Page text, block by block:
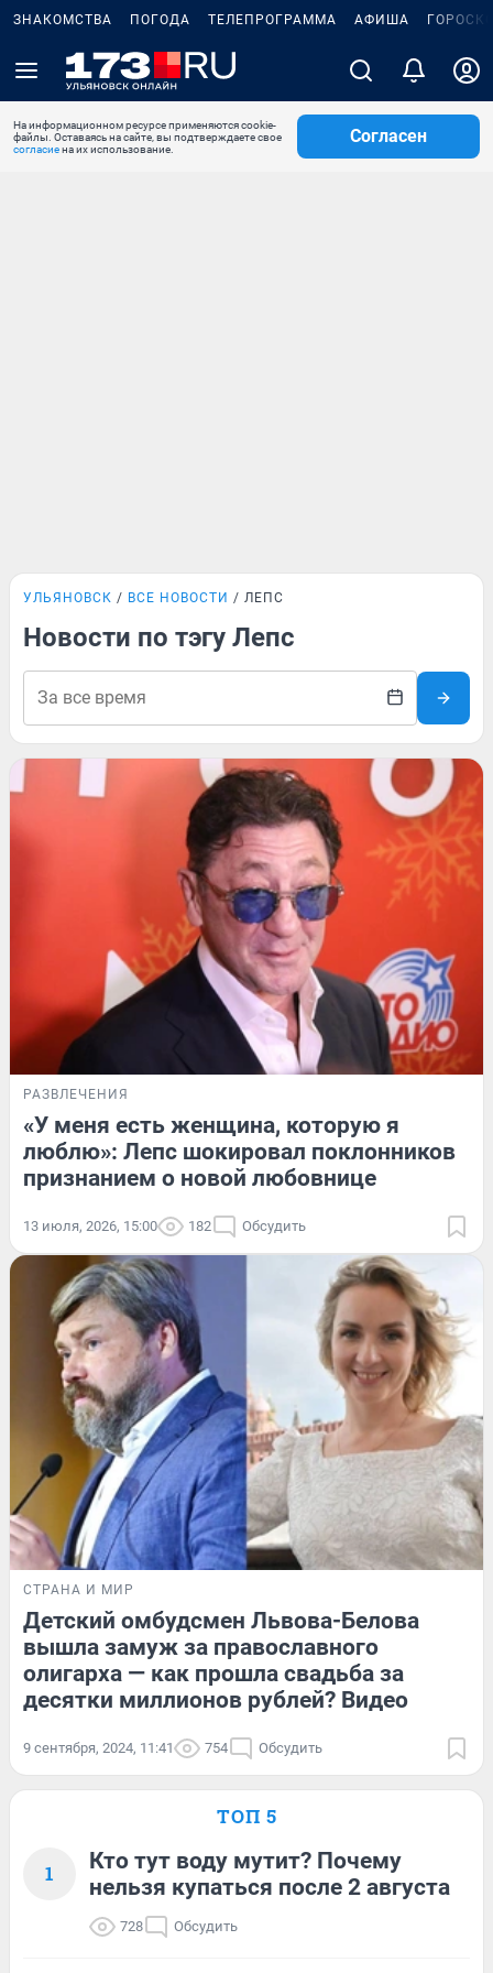
ЗНАКОМСТВА ПОГОДА ТЕЛЕПРОГРАММА АФИША
На информационном ресурсе применяются cookie-
файлы. Оставаясь на сайте, вы подтверждаете свое
согласиена их использование.
Согласен
УЛЬЯНОВСК ВСЕ НОВОСТИ ЛЕПС
Новости по тэгу Лепс
РАЗВЛЕЧЕНИЯ
«У меня есть женщина, которую я
люблю»: Лепс шокировал поклонников
признанием о новой любовнице
13 июля, 2026, 15:00 182 Обсудить
СТРАНА И МИР
Детский омбудсмен Львова-Белова
вышла замуж за православного
олигарха — как прошла свадьба за
десятки миллионов рублей? Видео
9 сентября, 2024, 11:41 754 Обсудить
ТОП 5
1
Кто тут воду мутит? Почему
нельзя купаться после 2 августа
728 Обсудить